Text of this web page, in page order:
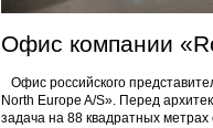
Офис компании
Офис российского
North Europe A/S». Перед
задача на 88 квадратных метрах